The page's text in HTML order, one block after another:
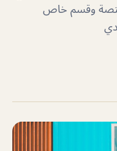
وقسم خاص